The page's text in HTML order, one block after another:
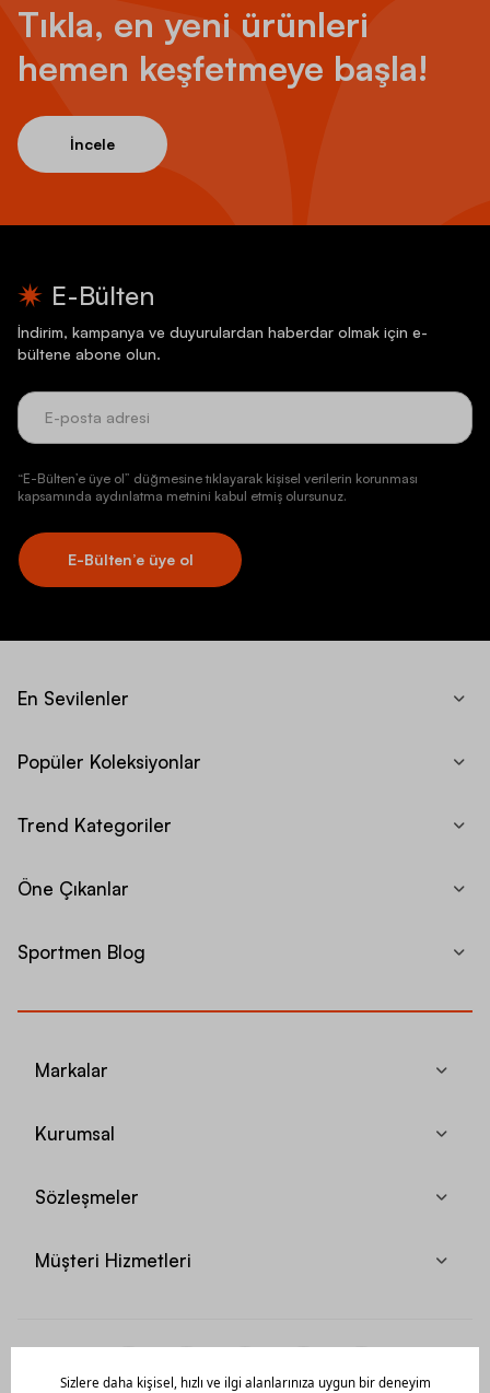
Tıkla, en yeni ürünleri
hemen keşfetmeye başla!
İncele
E-Bülten
İndirim, kampanya ve duyurulardan haberdar olmak için e-
bültene abone olun.
“E-Bülten’e üye ol” düğmesine tıklayarak kişisel verilerin korunması
kapsamında aydınlatma metnini kabul etmiş olursunuz.
E-Bülten’e üye ol
En Sevilenler
Popüler Koleksiyonlar
Trend Kategoriler
Öne Çıkanlar
Sportmen Blog
Markalar
Kurumsal
Sözleşmeler
Müşteri Hizmetleri